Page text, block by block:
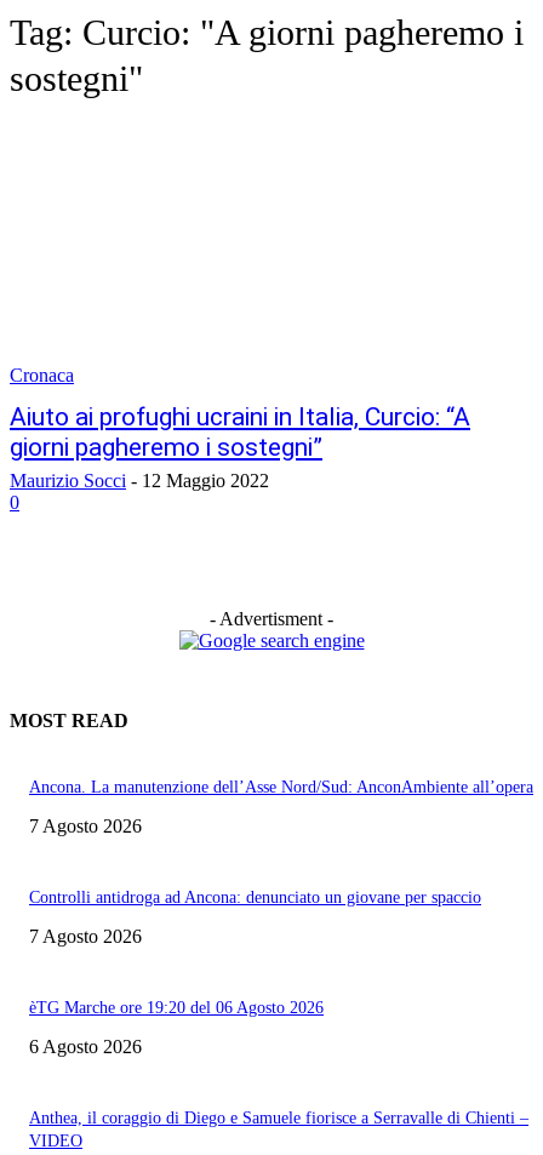
Tag: Curcio: "A giorni pagheremo i
sostegni"
Cronaca
Aiuto ai profughi ucraini in Italia, Curcio: “A
giorni pagheremo i sostegni”
Maurizio Socci - 12 Maggio 2022
0
- Advertisment -
MOST READ
Ancona. La manutenzione dell’Asse Nord/Sud: AnconAmbiente all’opera
7 Agosto 2026
Controlli antidroga ad Ancona: denunciato un giovane per spaccio
7 Agosto 2026
èTG Marche ore 19:20 del 06 Agosto 2026
6 Agosto 2026
Anthea, il coraggio di Diego e Samuele fiorisce a Serravalle di Chienti –
VIDEO